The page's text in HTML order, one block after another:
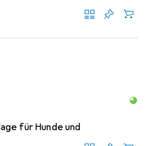
für Hunde und